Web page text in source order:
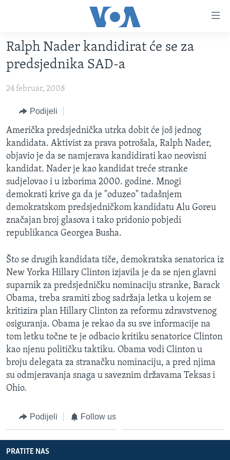
glavni
sadržaj
Pređi
na
navigaciju
Idi
na
pretragu
TV PROGRAM
VIDEO
FOTOGRAFIJE DANA
VIJESTI
SJEDINJENE AMERIČKE DRŽAVE
BOSNA I HERCEGOVINA
SVIJET
NAUKA I TEHNOLOGIJA
SPECIJALNI PROJEKTI
KORUPCIJA
SLOBODA MEDIJA
ŽENSKA STRANA
IZBJEGLIČKA STRANA
MAGAZIN
O GLASU AMERIKE
Learning English
PRATITE NAS
Jezici
Ralph Nader kandidirat će se za
predsjednika SAD-a
24 februar, 2008
Podijeli
Američka predsjednička utrka dobit će još jednog
kandidata. Aktivist za prava potrošala, Ralph Nader,
objavio je da se namjerava kandidirati kao neovisni
kandidat. Nader je kao kandidat treće stranke
sudjelovao i u izborima 2000. godine. Mnogi
demokrati krive ga da je "oduzeo" tadašnjem
demokratskom predsjedničkom kandidatu Alu Goreu
značajan broj glasova i tako pridonio pobjedi
republikanca Georgea Busha.
Što se drugih kandidata tiče, demokratska senatorica iz
New Yorka Hillary Clinton izjavila je da se njen glavni
suparnik za predsjedničku nominaciju stranke, Barack
Obama, treba sramiti zbog sadržaja letka u kojem se
kritizira plan Hillary Clinton za reformu zdravstvenog
osiguranja. Obama je rekao da su sve informacije na
tom letku točne te je odbacio kritiku senatorice Clinton
kao njenu političku taktiku. Obama vodi Clinton u
broju delegata za stranačku nominaciju, a pred njima
su odmjeravanja snaga u saveznim državama Teksas i
Ohio.
Podijeli Follow us
PRATITE NAS